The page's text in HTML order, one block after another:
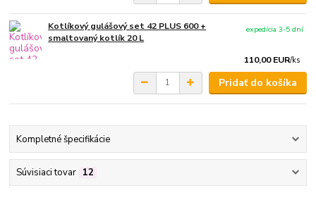
Kotlíkový gulášový set 42 PLUS 600 +
smaltovaný kotlík 20 L
110,00 EUR/ks
expedícia 3-5 dní
Pridať do košíka
Kompletné špecifikácie
Súvisiaci tovar 12